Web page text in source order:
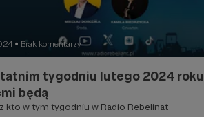
● Brak komentarzy
tygodniu lutego 2024 roku
będą
kto w tym tygodniu w Radio Rebelinat